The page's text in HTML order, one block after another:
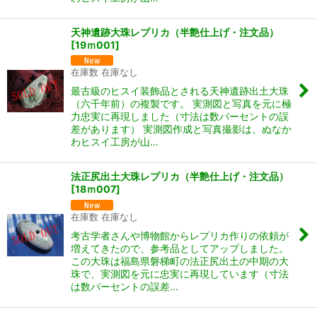
天神遺跡大珠レプリカ（半艶仕上げ・注文品）
[19ｍ001]
在庫数 在庫なし
最古級のヒスイ装飾品とされる天神遺跡出土大珠
（六千年前）の複製です。 実測図と写真を元に極
力忠実に再現しました（寸法は数パーセントの誤
差があります） 実測図作成と写真撮影は、ぬなか
わヒスイ工房が山…
法正尻出土大珠レプリカ（半艶仕上げ・注文品）
[18ｍ007]
在庫数 在庫なし
考古学者さんや博物館からレプリカ作りの依頼が
増えてきたので、参考品としてアップしました。
この大珠は福島県磐梯町の法正尻出土の中期の大
珠で、実測図を元に忠実に再現しています（寸法
は数パーセントの誤差…